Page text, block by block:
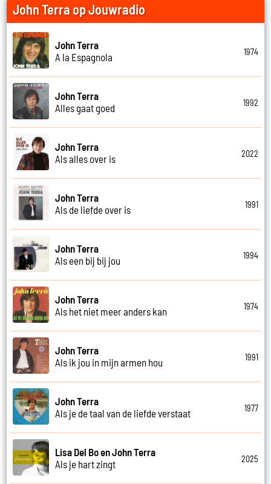
John Terra op Jouwradio
John Terra
A la Espagnola
1974
John Terra
Alles gaat goed
1992
John Terra
Als alles over is
2022
John Terra
Als de liefde over is
1991
John Terra
Als een bij bij jou
1994
John Terra
Als het niet meer anders kan
1974
John Terra
Als ik jou in mijn armen hou
1991
John Terra
Als je de taal van de liefde verstaat
1977
Lisa Del Bo en John Terra
Als je hart zingt
2025